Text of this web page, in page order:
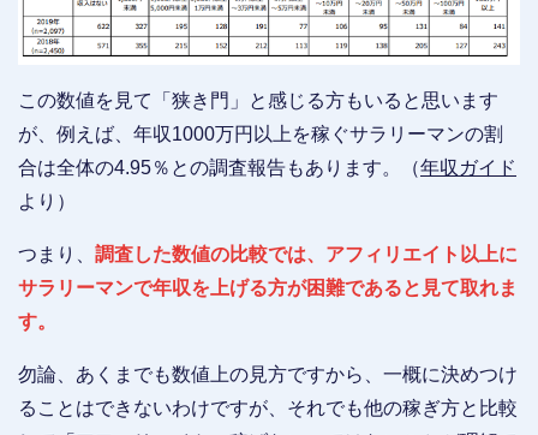
この数値を見て「狭き門」と感じる方もいると思います
が、例えば、年収1000万円以上を稼ぐサラリーマンの割
合は全体の4.95％との調査報告もあります。（年収ガイド
より）
つまり、 調査した数値の比較では、アフィリエイト以上に
サラリーマンで年収を上げる方が困難であると見て取れま
す。
勿論、あくまでも数値上の見方ですから、一概に決めつけ
ることはできないわけですが、それでも他の稼ぎ方と比較